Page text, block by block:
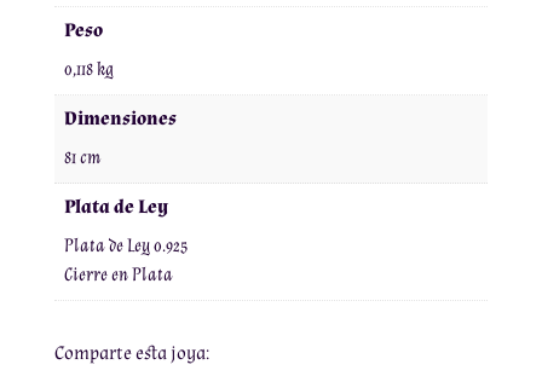
cantidad
Peso
0,118 kg
Dimensiones
81 cm
Plata de Ley
Plata de Ley 0.925
Cierre en Plata
Comparte esta joya: